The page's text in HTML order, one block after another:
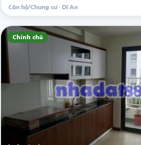
Căn hộ/Chung cư · Dĩ An
Chính chủ